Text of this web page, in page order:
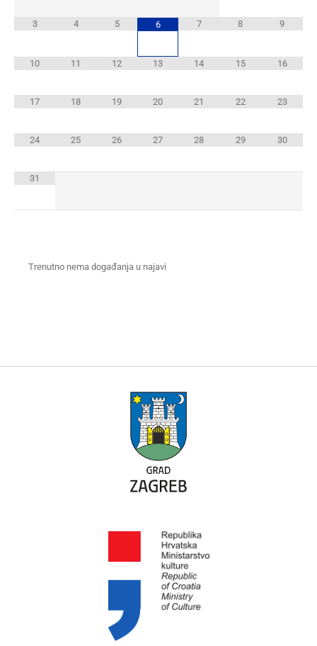
3 4 5 6 7 8 9
10 11 12 13 14 15 16
17 18 19 20 21 22 23
24 25 26 27 28 29 30
31
Trenutno nema događanja u najavi